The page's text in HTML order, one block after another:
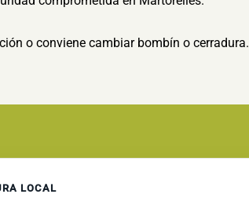
o conviene cambiar bombín o cerradura.
LOCAL